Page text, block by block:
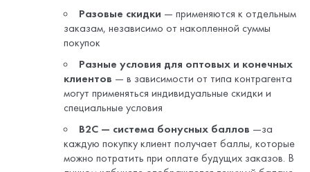
личном кабинете отображается текущий баланс,
а в административной части сайта можно менять
коэффициент конвертации баллов
Продвинутая логика учета складских
запасов,позволяющая клиентам видеть
наличие товаров на разных складах и оформлять
заказы с разделением по складам